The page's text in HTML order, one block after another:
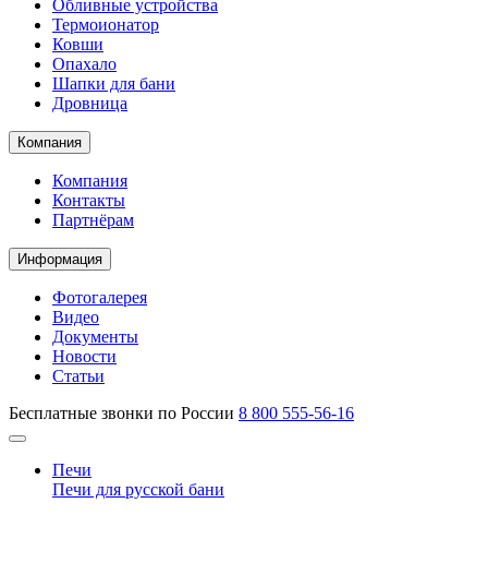
Обливные устройства
Термоионатор
Ковши
Опахало
Шапки для бани
Дровница
Компания
Компания
Контакты
Партнёрам
Информация
Фотогалерея
Видео
Документы
Новости
Статьи
Бесплатные звонки по России 8 800 555-56-16
Печи
Печи для русской бани